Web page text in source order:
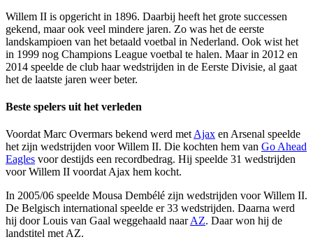
Willem II is opgericht in 1896. Daarbij heeft het grote successen
gekend, maar ook veel mindere jaren. Zo was het de eerste
landskampioen van het betaald voetbal in Nederland. Ook wist het
in 1999 nog Champions League voetbal te halen. Maar in 2012 en
2014 speelde de club haar wedstrijden in de Eerste Divisie, al gaat
het de laatste jaren weer beter.
Beste spelers uit het verleden
Voordat Marc Overmars bekend werd metAjax en Arsenal speelde
het zijn wedstrijden voor Willem II. Die kochten hem van Go Ahead
Eagles voor destijds een recordbedrag. Hij speelde 31 wedstrijden
voor Willem II voordat Ajax hem kocht.
In 2005/06 speelde Mousa Dembélé zijn wedstrijden voor Willem II.
De Belgisch international speelde er 33 wedstrijden. Daarna werd
hij door Louis van Gaal weggehaald naarAZ. Daar won hij de
landstitel met AZ.